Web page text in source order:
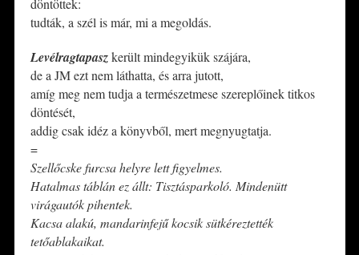
tudták, a szél is már, mi a megoldás.
Levélragtapaszkerült mindegyikük szájára,
de a JM ezt nem láthatta, és arra jutott,
amíg meg nem tudja a természetmese szereplőinek titkos
döntését,
addig csak idéz a könyvből, mert megnyugtatja.
=
Szellőcske furcsa helyre lett figyelmes.
Hatalmas táblán ez állt: Tisztásparkoló. Mindenütt
virágautók pihentek.
Kacsa alakú, mandarinfejű kocsik sütkéreztették
tetőablakaikat.